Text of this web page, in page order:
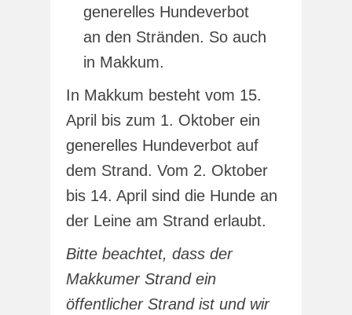
generelles Hundeverbot
an den Stränden. So auch
in Makkum.
In Makkum besteht vom 15.
April bis zum 1. Oktober ein
generelles Hundeverbot auf
dem Strand. Vom 2. Oktober
bis 14. April sind die Hunde an
der Leine am Strand erlaubt.
Bitte beachtet, dass der
Makkumer Strand ein
öffentlicher Strand ist und wir